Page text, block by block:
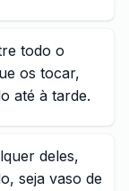
todo o
os tocar,
até à tarde.
deles,
seja vaso de